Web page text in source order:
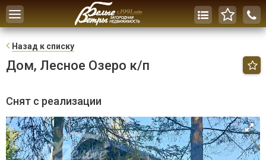
Toggle
navigation
Назад к списку
Дом, Лесное Озеро к/п
Снят с реализации